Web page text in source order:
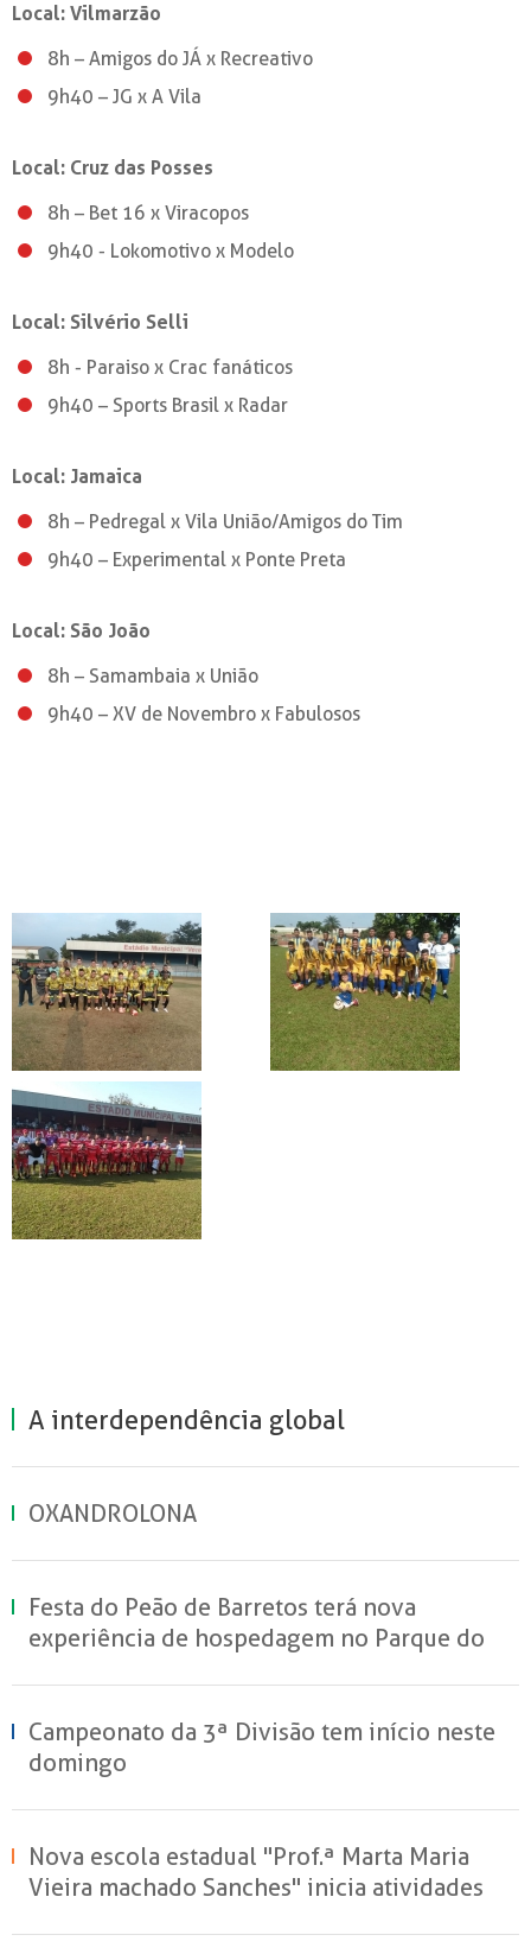
Local: Vilmarzão
8h – Amigos do JÁ x Recreativo
9h40 – JG x A Vila
Local: Cruz das Posses
8h – Bet 16 x Viracopos
9h40 - Lokomotivo x Modelo
Local: Silvério Selli
8h - Paraiso x Crac fanáticos
9h40 – Sports Brasil x Radar
Local: Jamaica
8h – Pedregal x Vila União/Amigos do Tim
9h40 – Experimental x Ponte Preta
Local: São João
8h – Samambaia x União
9h40 – XV de Novembro x Fabulosos
A interdependência global
OXANDROLONA
Festa do Peão de Barretos terá nova
experiência de hospedagem no Parque do
Campeonato da 3ª Divisão tem início neste
domingo
Nova escola estadual "Prof.ª Marta Maria
Vieira machado Sanches" inicia atividades